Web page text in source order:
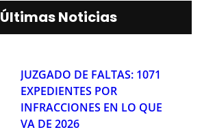
Últimas Noticias
JUZGADO DE FALTAS: 1071
EXPEDIENTES POR
INFRACCIONES EN LO QUE
VA DE 2026